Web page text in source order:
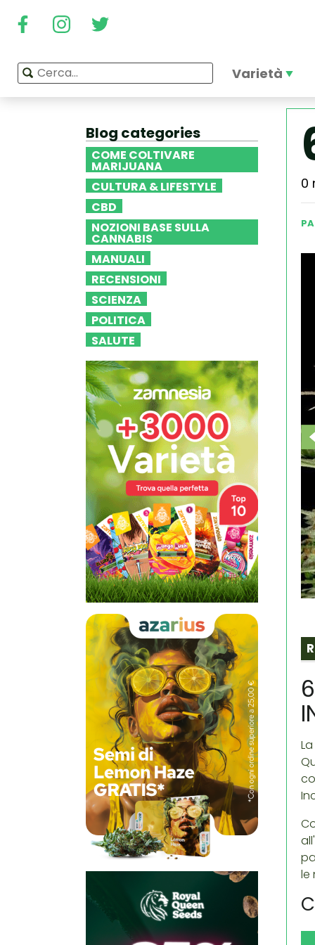
Varietà
Blog categories
COME COLTIVARE
MARIJUANA
CULTURA & LIFESTYLE
CBD
NOZIONI BASE SULLA
CANNABIS
MANUALI
RECENSIONI
SCIENZA
POLITICA
SALUTE
0
le